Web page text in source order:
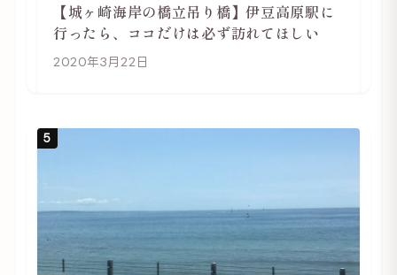
【城ヶ崎海岸の橋立吊り橋】伊豆高原駅に
行ったら、ココだけは必ず訪れてほしい
2020年3月22日
5